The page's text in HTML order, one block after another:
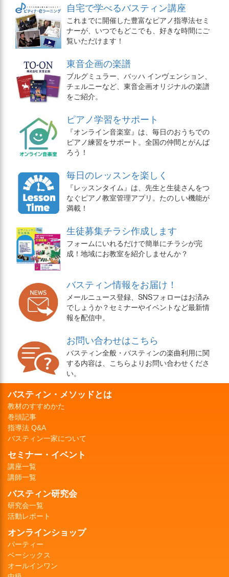
自宅で学べるバスティン講座
これまでに開催した豊富なピアノ指導法セミ
ナーが、いつでもどこでも、好きな時間にご
覧いただけます！
東音企画の楽譜
ブルグミュラー、バッハ インヴェンション、
チェルニーなど、東音企画オリジナルの楽譜
をご紹介。
ピアノ学習をサポート
『オンライン音楽室』は、毎日のおうちでの
ピアノ練習をサポート。全国の仲間とがんば
ろう！
毎日のレッスンを楽しく
『レッスンタイム』は、先生と生徒さんをつ
なぐピアノ教室管理アプリ。たのしい機能が
満載！
生徒募集チラシ作成します
フォームにいれるだけで簡単にチラシが完
成！地域にお教室を紹介しませんか？
バスティン情報をお届け！
メールニュース登録、SNSフォローはお済み
でしょうか？セミナーやイベントなど最新情
報を配信中。
お問い合わせはこちら
バスティン全般・バスティンの楽曲利用に関
する内容は、こちらよりお問い合わせくださ
い。
バスティン・メソッドとは
教材のすすめかた
巻頭記事
指導法 Q&A
バスティン一家について
セミナー・イベント
講座一覧
講師一覧
バスティン研究会
研究会一覧
活動レポート
オンラインショップ
パーティー
ベーシックス
オールインワン